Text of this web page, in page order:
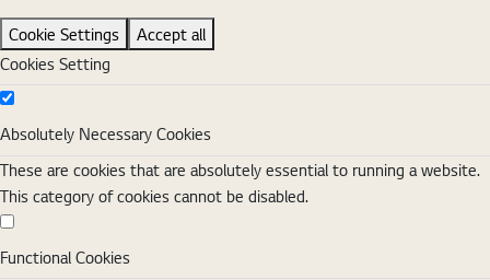
Cookie Settings
Accept all
Cookies Setting
Absolutely Necessary Cookies
Absolutely Necessary Cookies
These are cookies that are absolutely essential to running a website.
This category of cookies cannot be disabled.
Functional Cookies
Functional Cookies